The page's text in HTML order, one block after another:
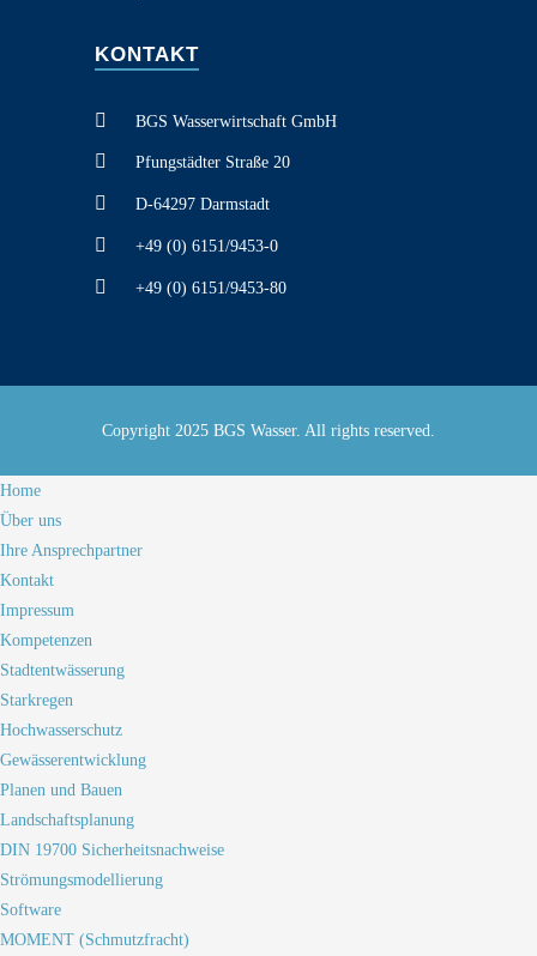
KONTAKT
BGS Wasserwirtschaft GmbH
Pfungstädter Straße 20
D-64297 Darmstadt
+49 (0) 6151/9453-0
+49 (0) 6151/9453-80
Copyright 2025 BGS Wasser. All rights reserved.
Home
Über uns
Ihre Ansprechpartner
Kontakt
Impressum
Kompetenzen
Stadtentwässerung
Starkregen
Hochwasserschutz
Gewässerentwicklung
Planen und Bauen
Landschaftsplanung
DIN 19700 Sicherheitsnachweise
Strömungsmodellierung
Software
MOMENT (Schmutzfracht)